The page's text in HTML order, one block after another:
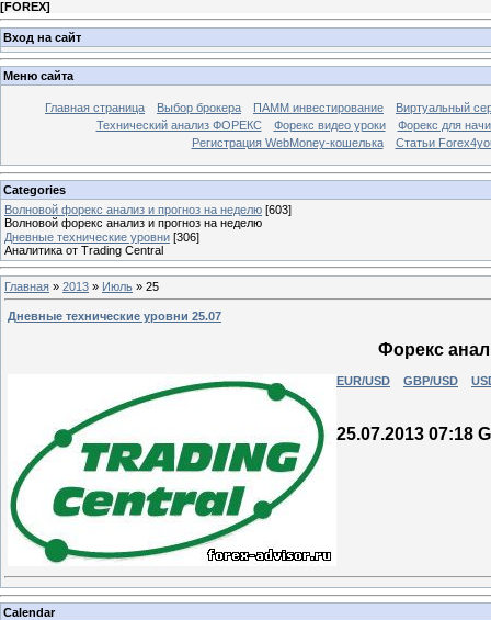
[FOREX]
Вход на сайт
Меню сайта
Главная страница Выбор брокера ПАММ инвестирование
Виртуальный
Технический анализ ФОРЕКС
Форекс видео уроки
Форекс для
Регистрация WebMoney-кошелька
Статьи
Categories
Волновой форекс анализ и прогноз на неделю [603]
Волновой форекс анализ и прогноз на неделю
Дневные технические уровни [306]
Аналитика от Trading Central
Главная » 2013 » Июль » 25
Дневные технические уровни 25.07
Форекс
EUR/USD GBP/USD
25.07.2013 07:18
Calendar